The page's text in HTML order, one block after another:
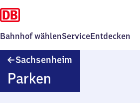
Bahnhof wählenServiceEntdecken
Sachsenheim
Parken